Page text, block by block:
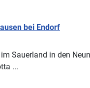
bei Endorf
Sauerland in den
...